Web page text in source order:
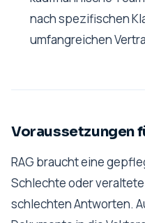
nach spezifischen
umfangreichen
Voraussetzungen
RAG braucht eine
Schlechte oder
schlechten Antworten.